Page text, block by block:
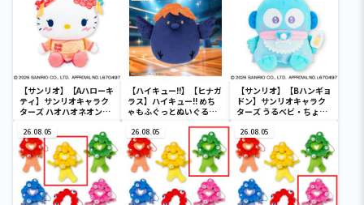
【サンリオ】【Aハローキ
ティ】サンリオキャラク
ターズ ハオハオネオンタ
【ハイキュー!!】【ヒナガ
ラス】ハイキュー!! めち
ゃもふぐっとぬいぐるみ
【サンリオ】【Bハンギョ
ドン】サンリオキャラク
ターズ うるベビ・ちょい
26.08.05 26.08.05 26.08.05